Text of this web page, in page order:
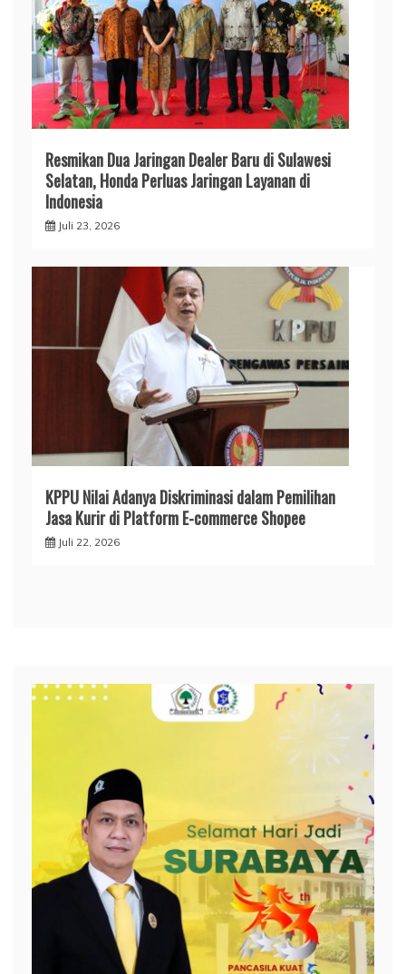
Resmikan Dua Jaringan Dealer Baru di Sulawesi
Selatan, Honda Perluas Jaringan Layanan di
Indonesia
Juli 23, 2026
KPPU Nilai Adanya Diskriminasi dalam Pemilihan
Jasa Kurir di Platform E-commerce Shopee
Juli 22, 2026